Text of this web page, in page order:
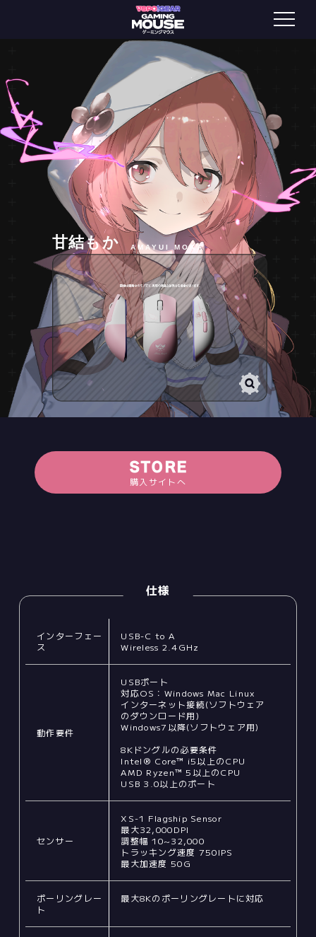
甘結もか AMAYUI MOKA
STORE
購入サイトへ
仕様
インターフェー
ス
USB-C to A
Wireless 2.4GHz
動作要件
USBポート
対応OS：Windows Mac Linux
インターネット接続(ソフトウェア
のダウンロード用)
Windows7以降(ソフトウェア用)
8Kドングルの必要条件
Intel® Core™ i5以上のCPU
AMD Ryzen™ 5以上のCPU
USB 3.0以上のポート
センサー
XS-1 Flagship Sensor
最大32,000DPI
調整幅 10~32,000
トラッキング速度 750IPS
最大加速度 50G
ポーリングレー
ト
最大8Kのポーリングレートに対応